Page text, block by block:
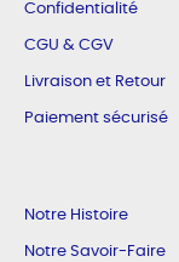
Confidentialité
CGU & CGV
Livraison et Retour
Paiement sécurisé
Notre Histoire
Notre Savoir-Faire